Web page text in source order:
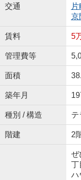
交通
京
賃料 5
管理費等
面積
築年月
種別 / 構造 テ
階建 2
ぜ
丁
ハ